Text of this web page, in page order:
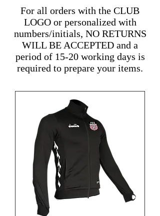
For all orders with the CLUB
LOGO or personalized with
numbers/initials, NO RETURNS
WILL BE ACCEPTED and a
period of 15-20 working days is
required to prepare your items.